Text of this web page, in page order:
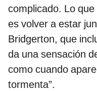
complicado. Lo
es volver a estar
Bridgerton, que
da una sensación
como cuando
tormenta”.